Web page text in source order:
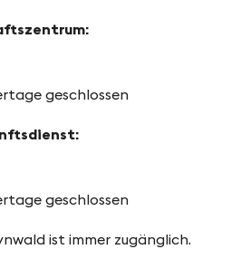
geschlossen
geschlossen
ist immer zugänglich.